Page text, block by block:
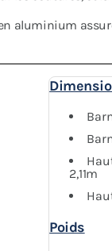
aluminium
2,11m
Poids